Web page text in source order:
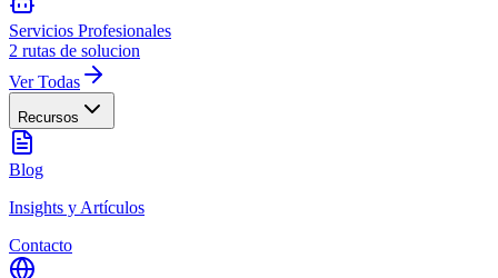
Servicios Profesionales
2 rutas de solucion
Ver Todas
Recursos
Blog
Insights y Artículos
Contacto